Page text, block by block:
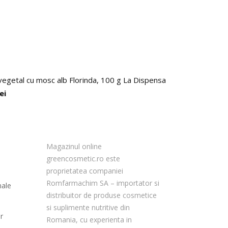
cu mosc alb Florinda, 100 g La Dispensa
Magazinul online
greencosmetic.ro este
proprietatea companiei
Romfarmachim SA – importator si
distribuitor de produse cosmetice
si suplimente nutritive din
Romania, cu experienta in